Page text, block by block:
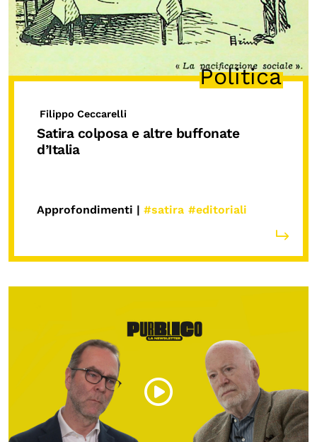
Politica
Filippo Ceccarelli
Satira colposa e altre buffonate
d’Italia
Approfondimenti | #satira #editoriali